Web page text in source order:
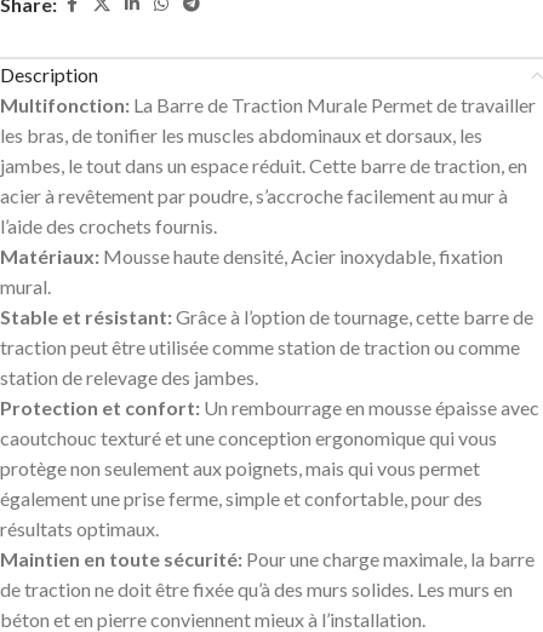
Description
Multifonction: La Barre de Traction Murale Permet de travailler
les bras, de tonifier les muscles abdominaux et dorsaux, les
jambes, le tout dans un espace réduit. Cette barre de traction, en
acier à revêtement par poudre, s’accroche facilement au mur à
l’aide des crochets fournis.
Matériaux: Mousse haute densité, Acier inoxydable, fixation
mural.
Stable et résistant:Grâce à l’option de tournage, cette barre de
traction peut être utilisée comme station de traction ou comme
station de relevage des jambes.
Protection et confort: Un rembourrage en mousse épaisse avec
caoutchouc texturé et une conception ergonomique qui vous
protège non seulement aux poignets, mais qui vous permet
également une prise ferme, simple et confortable, pour des
résultats optimaux.
Maintien en toute sécurité: Pour une charge maximale, la barre
de traction ne doit être fixée qu’à des murs solides. Les murs en
béton et en pierre conviennent mieux à l’installation.